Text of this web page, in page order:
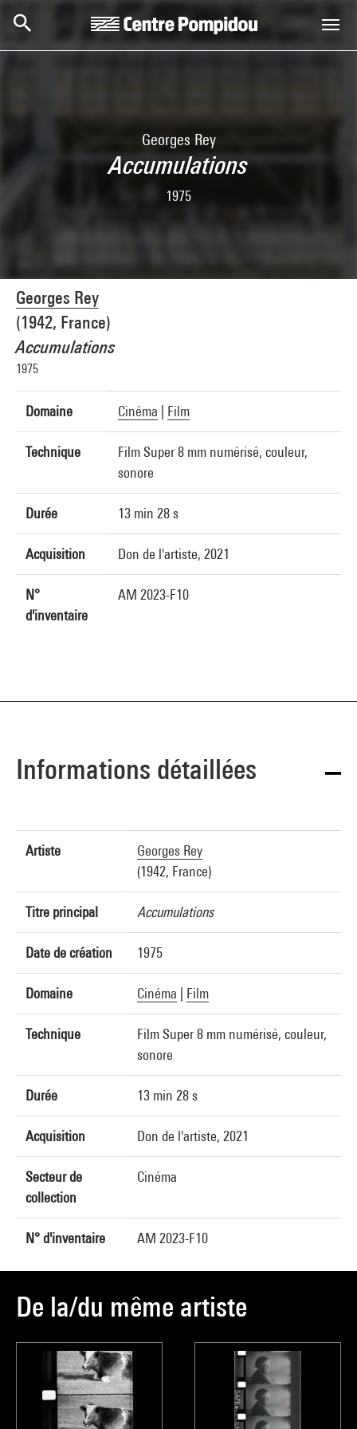
Georges Rey
Accumulations
1975
Georges Rey
(1942, France)
Accumulations
1975
Domaine Cinéma Film
Technique
Film Super 8 mm numérisé, couleur,
sonore
Durée 13 min 28 s
Acquisition Don de l'artiste, 2021
N°
d'inventaire
AM 2023-F10
Informations détaillées
Artiste
Georges Rey
(1942, France)
Titre principal Accumulations
Date de création 1975
Domaine Cinéma Film
Technique
Film Super 8 mm numérisé, couleur,
sonore
Durée 13 min 28 s
Acquisition Don de l'artiste, 2021
Secteur de
collection
Cinéma
N° d'inventaire AM 2023-F10
De la/du même artiste